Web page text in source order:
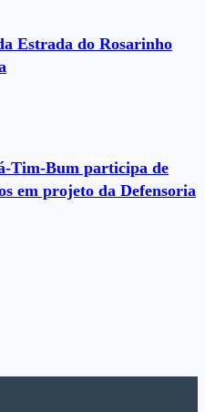
Estrada do Rosarinho
Tim-Bum participa de
em projeto da Defensoria